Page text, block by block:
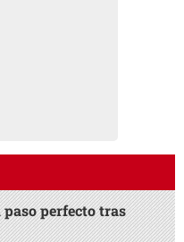
paso perfecto tras